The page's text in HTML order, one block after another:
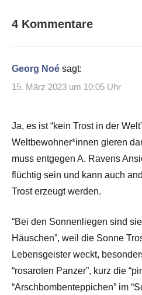
4 Kommentare
Georg Noé sagt:
15. März 2023 um 10:05 Uhr
Ja, es ist “kein Trost in der
Weltbewohner*innen gieren
muss entgegen A. Ravens
flüchtig sein und kann auch
Trost erzeugt werden.
“Bei den Sonnenliegen sind
Häuschen”, weil die Sonne
Lebensgeister weckt,
“rosaroten Panzer”, kurz die
“Arschbombenteppichen” im